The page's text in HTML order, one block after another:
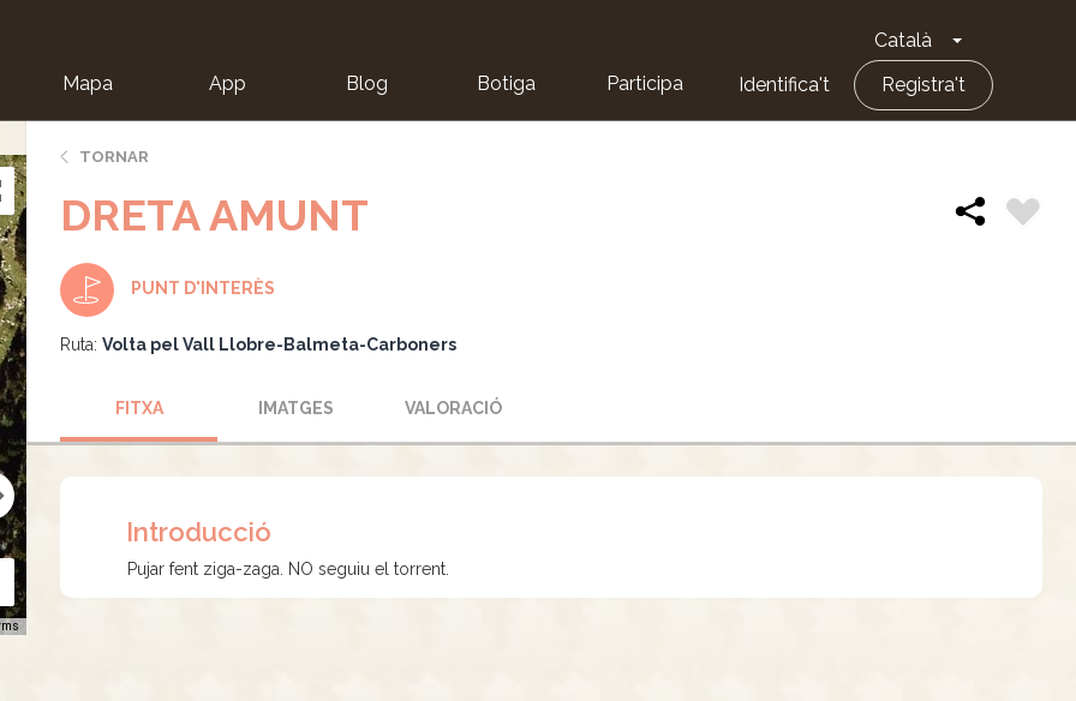
Català Toggle
Mapa App Blog Botiga Participa Identifica't Registra't
TORNAR
DRETA AMUNT
PUNT D'INTERÈS
Ruta: Volta pel Vall Llobre-Balmeta-Carboners
FITXA IMATGES VALORACIÓ
Introducció
Pujar fent ziga-zaga. NO seguiu el torrent.